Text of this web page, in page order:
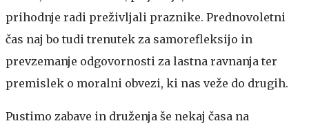
prihodnje radi preživljali praznike. Prednovoletni
čas naj bo tudi trenutek za samorefleksijo in
prevzemanje odgovornosti za lastna ravnanja ter
premislek o moralni obvezi, ki nas veže do drugih.
Pustimo zabave in druženja še nekaj časa na